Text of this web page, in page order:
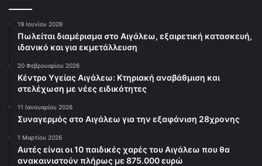
19 Ιουνίου 2026
Πωλείται διαμέρισμα στο Αιγάλεω, εξαιρετική κατασκευή,
ιδανικό και για εκμετάλλευση
20 Φεβρουαρίου 2026
Κέντρο Υγείας Αιγάλεω: Κτηριακή αναβάθμιση και
στελέχωση με νέες ειδικότητες
11 Ιανουαρίου 2026
Συναγερμός στο Αιγάλεω για την εξαφάνιση 28χρονης
1 Μαρτίου 2026
Αυτές είναι οι 10 παιδικές χαρές του Αιγάλεω που θα
ανακαινιστούν πλήρως με 875.000 ευρώ